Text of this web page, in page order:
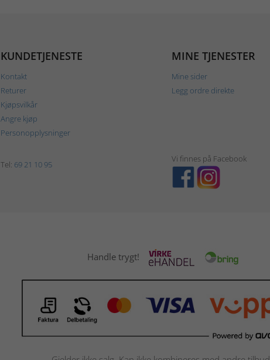
KUNDETJENESTE
Kontakt
Returer
Kjøpsvilkår
Angre kjøp
Personopplysninger
MINE TJENESTER
Mine sider
Legg ordre direkte
Tel: 69 21 10 95
Vi finnes på Facebook
Handle trygt!